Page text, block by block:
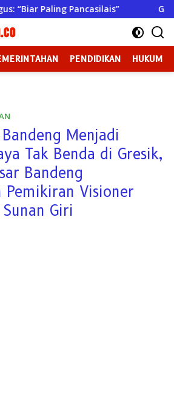
Pancasilais” Gaji Rp 23
PENDIDIKAN HUKUM
Menjadi
Tak Benda di Gresik,
Bandeng
Pemikiran Visioner
Giri